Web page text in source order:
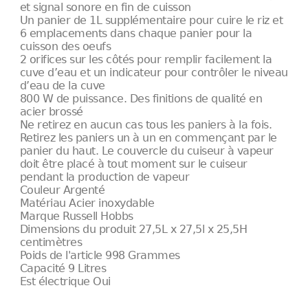
et signal sonore en fin de cuisson
Un panier de 1L supplémentaire pour cuire le riz et
6 emplacements dans chaque panier pour la
cuisson des oeufs
2 orifices sur les côtés pour remplir facilement la
cuve d’eau et un indicateur pour contrôler le niveau
d’eau de la cuve
800 W de puissance. Des finitions de qualité en
acier brossé
Ne retirez en aucun cas tous les paniers à la fois.
Retirez les paniers un à un en commençant par le
panier du haut. Le couvercle du cuiseur à vapeur
doit être placé à tout moment sur le cuiseur
pendant la production de vapeur
Couleur Argenté
Matériau Acier inoxydable
Marque Russell Hobbs
Dimensions du produit 27,5L x 27,5l x 25,5H
centimètres
Poids de l'article 998 Grammes
Capacité 9 Litres
Est électrique Oui